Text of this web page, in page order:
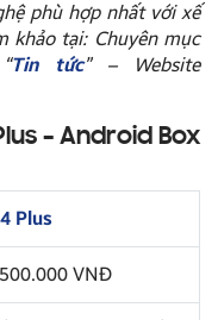
phù hợp nhất với xế
khảo tại: Chuyên mục
Tin tức” – Website
– Android Box
Plus
VNĐ